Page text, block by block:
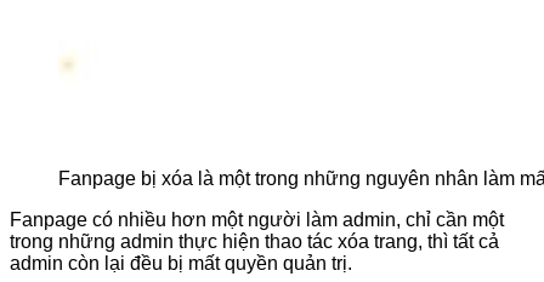
Fanpage bị xóa là một trong những nguyên nhân làm
Fanpage có nhiều hơn một người làm admin, chỉ cần một
trong những admin thực hiện thao tác xóa trang, thì tất cả
admin còn lại đều bị mất quyền quản trị.